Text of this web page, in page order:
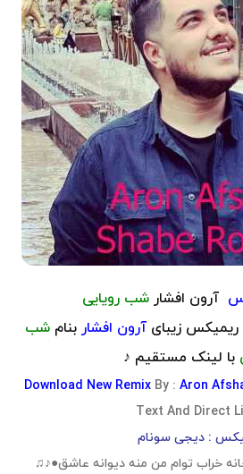
آرون افشار شب رویایی
ریمیکس زیبای آرون افشار بنام شب
با لینک مستقیم ♪
Download New Remix By : Aron
Text And Direct
: دیجی سونام
خراب توام من منه دیوانه عاشق●♪♫